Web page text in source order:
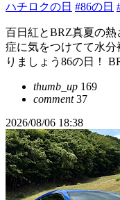
ハチロクの日 #86の日
百日紅とBRZ真夏の
症に気をつけてて水
りましょう86の日！
thumb_up 169
comment37
2026/08/06 18:38